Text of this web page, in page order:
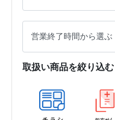
取扱い商品を絞り込む